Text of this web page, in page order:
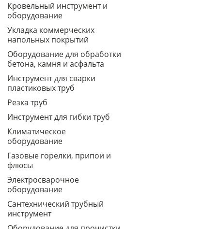
Кровельный инструмент и
оборудование
Укладка коммерческих
напольных покрытий
Оборудование для обработки
бетона, камня и асфальта
Инструмент для сварки
пластиковых труб
Резка труб
Инструмент для гибки труб
Климатическое
оборудование
Газовые горелки, припои и
флюсы
Электросварочное
оборудование
Сантехнический трубный
инструмент